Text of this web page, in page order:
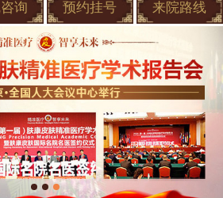
询 预约挂号 来院路线